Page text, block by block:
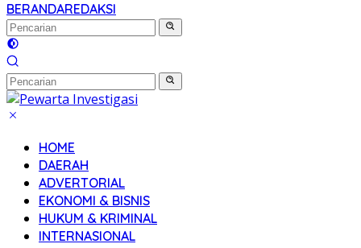
BERANDAREDAKSI
HOME
DAERAH
ADVERTORIAL
EKONOMI & BISNIS
HUKUM & KRIMINAL
INTERNASIONAL